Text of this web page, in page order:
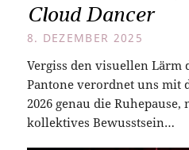
Cloud Dancer
8. DEZEMBER 2025
Vergiss den visuellen Lärm
Pantone verordnet uns mit
2026 genau die Ruhepause,
kollektives Bewusstsein…